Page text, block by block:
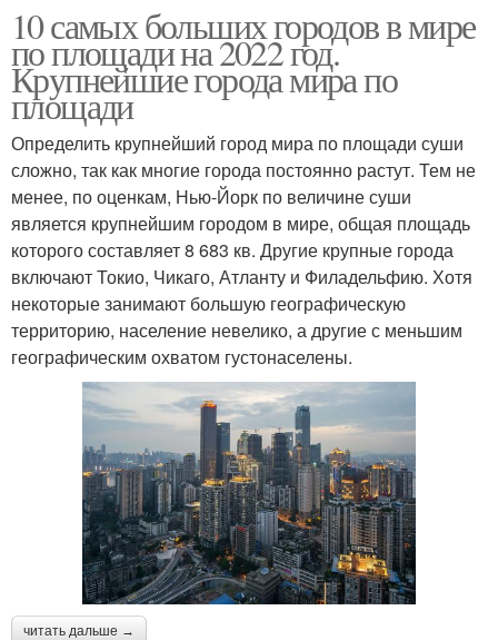
10 самых больших городов в мире
по площади на 2022 год.
Крупнейшие города мира по
площади
Определить крупнейший город мира по площади суши
сложно, так как многие города постоянно растут. Тем не
менее, по оценкам, Нью-Йорк по величине суши
является крупнейшим городом в мире, общая площадь
которого составляет 8 683 кв. Другие крупные города
включают Токио, Чикаго, Атланту и Филадельфию. Хотя
некоторые занимают большую географическую
территорию, население невелико, а другие с меньшим
географическим охватом густонаселены.
читать дальше →